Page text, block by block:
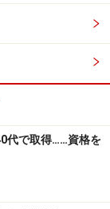
代で取得……資格を